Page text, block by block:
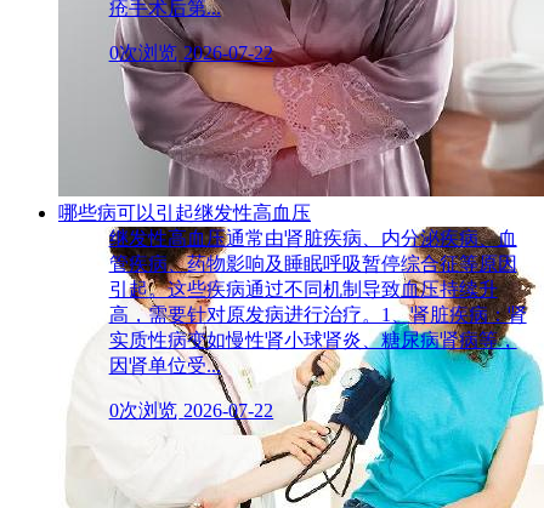
疮手术后第...
0次浏览 2026-07-22
哪些病可以引起继发性高血压
继发性高血压通常由肾脏疾病、内分泌疾病、血
管疾病、药物影响及睡眠呼吸暂停综合征等原因
引起。这些疾病通过不同机制导致血压持续升
高，需要针对原发病进行治疗。1、肾脏疾病：肾
实质性病变如慢性肾小球肾炎、糖尿病肾病等，
因肾单位受...
0次浏览 2026-07-22